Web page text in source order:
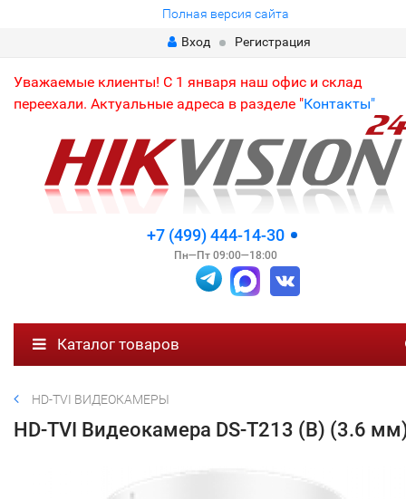
Полная версия сайта
Вход
Регистрация
Уважаемые клиенты! С 1 января наш офис и склад
переехали. Актуальные адреса в разделе "Контакты"
+7 (499) 444-14-30
Пн—Пт 09:00—18:00
Каталог товаров
HD-TVI ВИДЕОКАМЕРЫ
HD-TVI Видеокамера DS-T213 (B) (3.6